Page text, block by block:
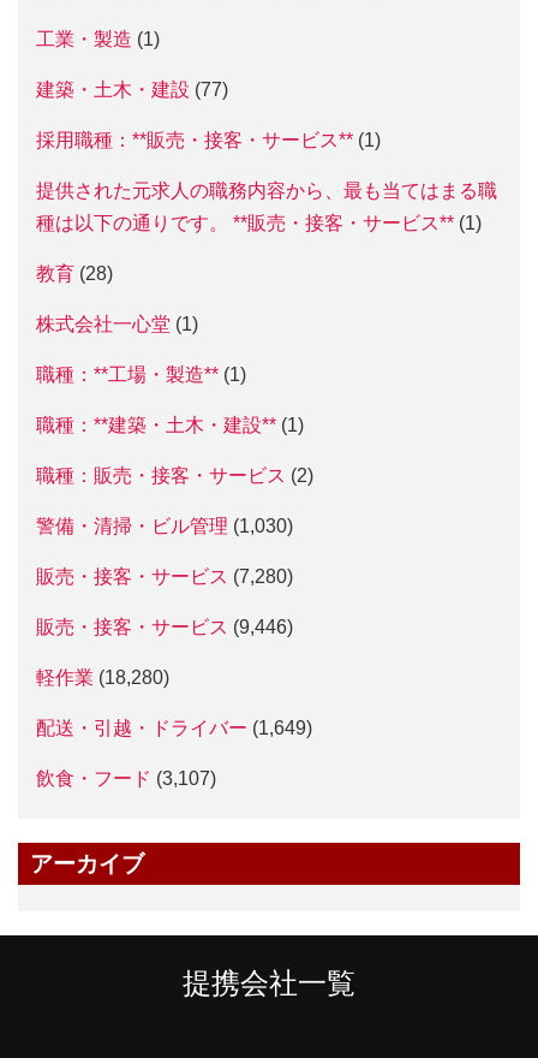
工業・製造 (1)
建築・土木・建設 (77)
採用職種：**販売・接客・サービス** (1)
提供された元求人の職務内容から、最も当てはまる職
種は以下の通りです。 **販売・接客・サービス** (1)
教育 (28)
株式会社一心堂 (1)
職種：**工場・製造** (1)
職種：**建築・土木・建設** (1)
職種：販売・接客・サービス (2)
警備・清掃・ビル管理 (1,030)
販売・接客・サービス (7,280)
販売・接客・サービス (9,446)
軽作業 (18,280)
配送・引越・ドライバー (1,649)
飲食・フード (3,107)
アーカイブ
提携会社一覧